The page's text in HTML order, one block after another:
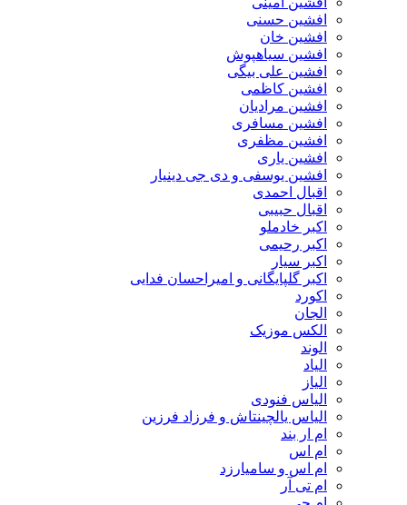
افشین حسنی
افشین خان
افشین سیاهپوش
افشین علی بیگی
افشین کاظمی
افشین مرادیان
افشین مسافری
افشین مظفری
افشین یاری
افشین یوسفی و دی جی دینیار
اقبال احمدی
اقبال حبیبی
اکبر خادملو
اکبر رحیمی
اکبر سیار
اکبر گلپایگانی و امیراحسان فدایی
اکورد
الجان
الکس موزیک
الوند
الیاد
الیاز
الیاس فنودی
الیاس یالچینتاش و فرزاد فرزین
ام‌ ار بند
ام اس
ام اس و سامیارزد
ام تی آر